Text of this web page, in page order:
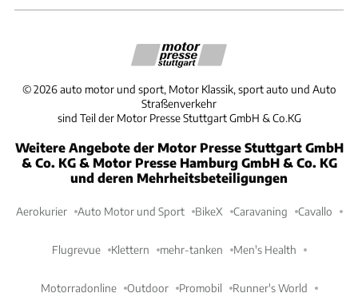
©2026 auto motor und sport, Motor Klassik, sport auto und Auto
Straßenverkehr
sind Teil der Motor Presse Stuttgart GmbH & Co.KG
Weitere Angebote der Motor Presse Stuttgart GmbH
& Co. KG & Motor Presse Hamburg GmbH & Co. KG
und deren Mehrheitsbeteiligungen
Aerokurier Auto Motor und Sport BikeX Caravaning Cavallo
Flugrevue Klettern mehr-tanken Men's Health
Motorradonline Outdoor Promobil Runner's World